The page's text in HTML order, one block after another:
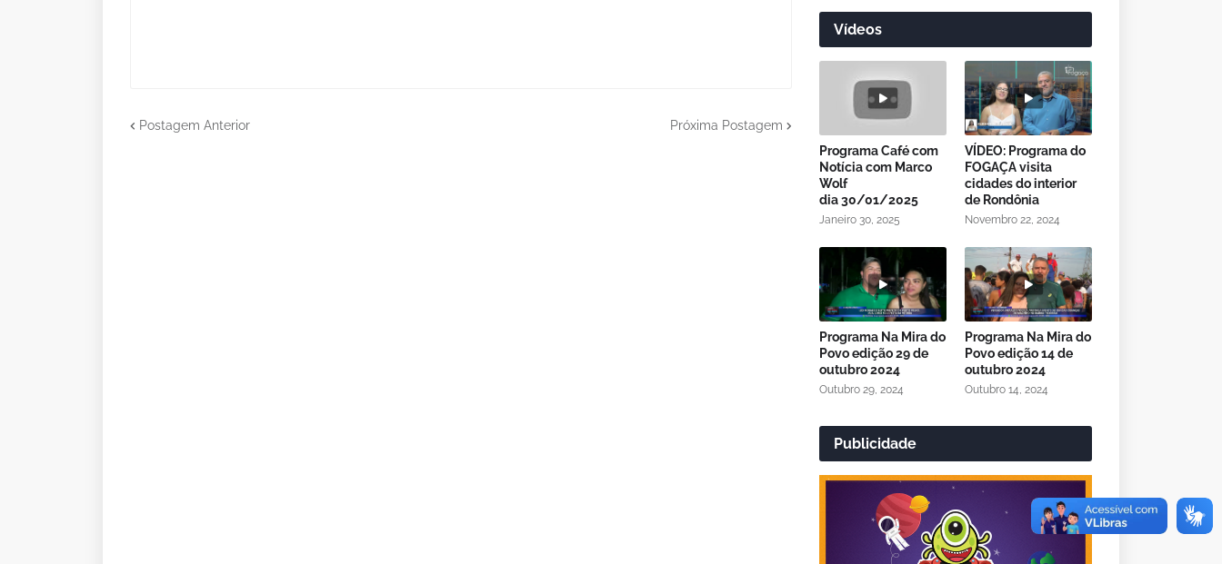
Postagem Anterior Próxima Postagem
Vídeos
Programa Café com
Notícia com Marco
Wolf
dia 30/01/2025
Janeiro 30, 2025
VÍDEO: Programa do
FOGAÇA visita
cidades do interior
de Rondônia
Novembro 22, 2024
Programa Na Mira do
Povo edição 29 de
outubro 2024
Outubro 29, 2024
Programa Na Mira do
Povo edição 14 de
outubro 2024
Outubro 14, 2024
Publicidade